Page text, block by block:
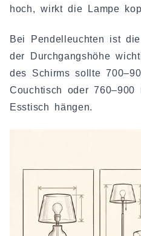
hoch, wirkt die Lampe
Bei Pendelleuchten ist
der Durchgangshöhe
des Schirms sollte
Couchtisch oder 760–900
Esstisch hängen.